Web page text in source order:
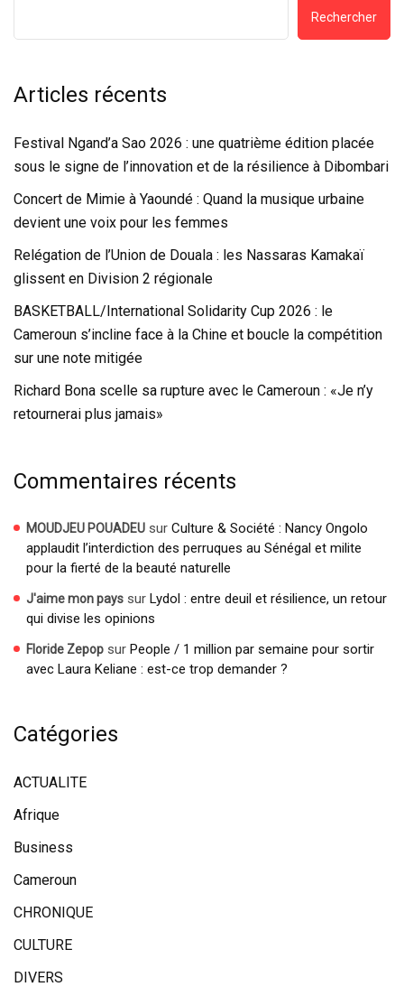
Rechercher
Articles récents
Festival Ngand’a Sao 2026 : une quatrième édition placée
sous le signe de l’innovation et de la résilience à Dibombari
Concert de Mimie à Yaoundé : Quand la musique urbaine
devient une voix pour les femmes
Relégation de l’Union de Douala : les Nassaras Kamakaï
glissent en Division 2 régionale
BASKETBALL/International Solidarity Cup 2026 : le
Cameroun s’incline face à la Chine et boucle la compétition
sur une note mitigée
Richard Bona scelle sa rupture avec le Cameroun : «Je n’y
retournerai plus jamais»
Commentaires récents
MOUDJEU POUADEU sur Culture & Société : Nancy Ongolo
applaudit l’interdiction des perruques au Sénégal et milite
pour la fierté de la beauté naturelle
J'aime mon pays sur Lydol : entre deuil et résilience, un retour
qui divise les opinions
Floride Zepop sur People / 1 million par semaine pour sortir
avec Laura Keliane : est-ce trop demander ?
Catégories
ACTUALITE
Afrique
Business
Cameroun
CHRONIQUE
CULTURE
DIVERS